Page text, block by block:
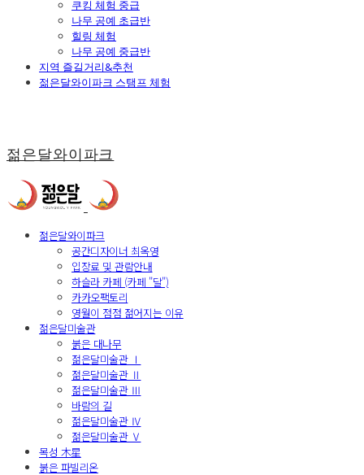
쿠킹 체험 중급
나무 공예 초급반
힐링 체험
나무 공예 중급반
지역 즐길거리&추천
젊은달와이파크 스탬프 체험
젊은달와이파크
젊은달와이파크
공간디자이너 최옥영
입장료 및 관람안내
하슬라 카페 (카페 "달")
카카오팩토리
영월이 점점 젊어지는 이유
젊은달미술관
붉은 대나무
젊은달미술관 Ⅰ
젊은달미술관 Ⅱ
젊은달미술관 Ⅲ
바람의 길
젊은달미술관 Ⅳ
젊은달미술관 Ⅴ
목성 木星
붉은 파빌리온